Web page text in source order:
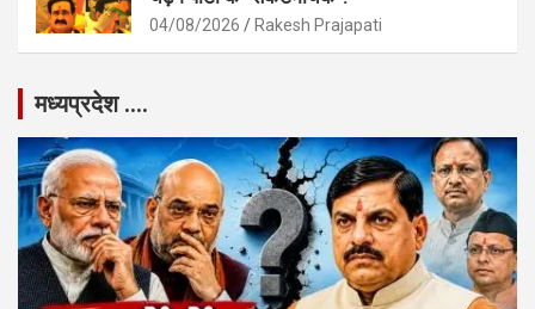
04/08/2026 Rakesh Prajapati
मध्यप्रदेश ….